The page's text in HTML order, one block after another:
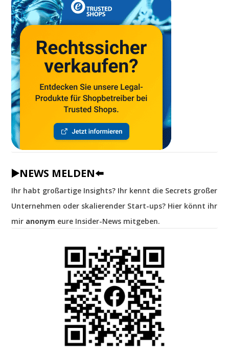
▶️NEWS MELDEN⬅️
Ihr habt großartige Insights? Ihr kennt die Secrets großer
Unternehmen oder skalierender Start-ups? Hier könnt ihr
mir anonym eure Insider-News mitgeben.